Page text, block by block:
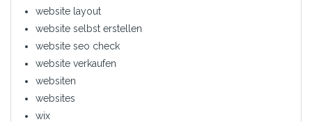
website layout
website selbst erstellen
website seo check
website verkaufen
websiten
websites
wix